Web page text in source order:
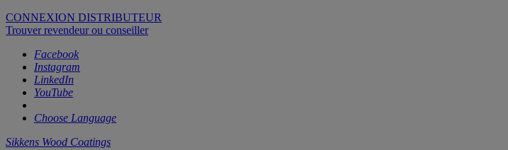
CONNEXION DISTRIBUTEUR
Trouver revendeur ou conseiller
Facebook
Instagram
LinkedIn
YouTube
Choose Language
Sikkens Wood Coatings